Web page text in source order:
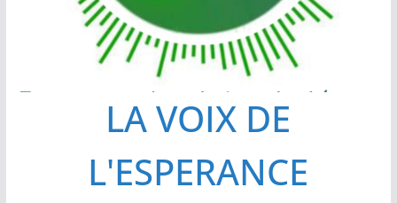
LA VOIX DE
L'ESPERANCE